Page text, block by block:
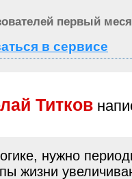
первый
в сервисе
Титков
нужно
жизни